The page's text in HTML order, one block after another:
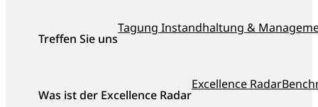
Treffen Sie uns
Tagung Instandhaltung &
Was ist der Excellence Radar
Excellence Radar